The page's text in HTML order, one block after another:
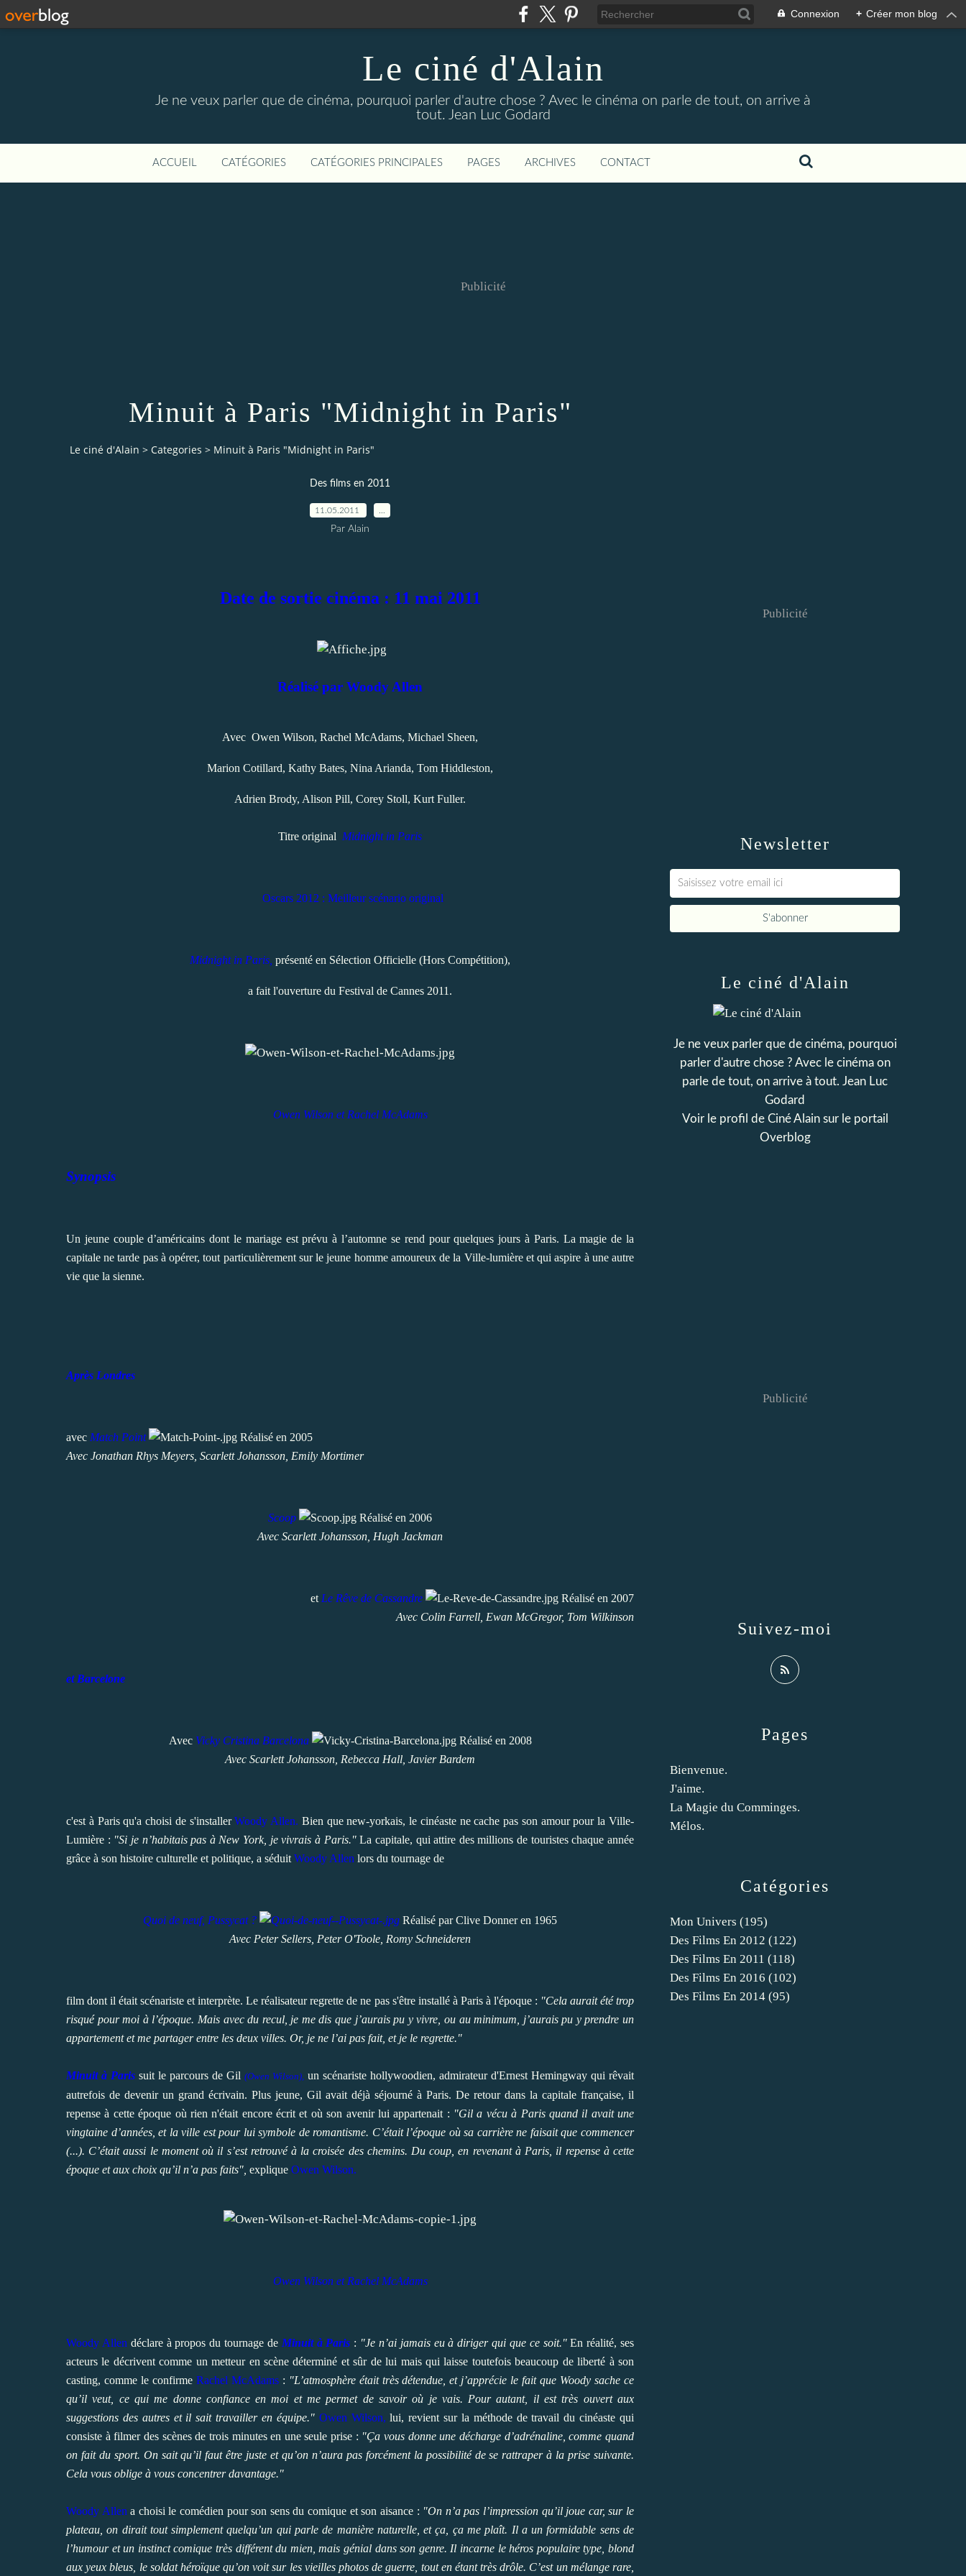
Connexion + Créer mon blog
Le ciné d'Alain
Je ne veux parler que de cinéma, pourquoi parler d'autre chose ? Avec le cinéma on parle de tout, on arrive à
tout. Jean Luc Godard
ACCUEIL CATÉGORIES CATÉGORIES PRINCIPALES PAGES ARCHIVES CONTACT
Publicité
Minuit à Paris "Midnight in Paris"
Le ciné d'Alain > Categories > Minuit à Paris "Midnight in Paris"
Des films en 2011
11.05.2011
Par Alain
Date de sortie cinéma : 11 mai 2011
Réalisé par Woody Allen
Avec Owen Wilson, Rachel McAdams, Michael Sheen,
Marion Cotillard, Kathy Bates, Nina Arianda, Tom Hiddleston,
Adrien Brody, Alison Pill, Corey Stoll, Kurt Fuller.
Titre original Midnight in Paris
Oscars 2012 : Meilleur scénario original
Midnight in Paris, présenté en Sélection Officielle (Hors Compétition),
a fait l'ouverture du Festival de Cannes 2011.
Owen Wilson et Rachel McAdams
Synopsis
Un jeune couple d’américains dont le mariage est prévu à l’automne se rend pour quelques jours à Paris. La magie de la
capitale ne tarde pas à opérer, tout particulièrement sur le jeune homme amoureux de la Ville-lumière et qui aspire à une autre
vie que la sienne.
Après Londres
avec Match Point
Réalisé en 2005
Avec Jonathan Rhys Meyers, Scarlett Johansson, Emily Mortimer
Scoop
Réalisé en 2006
Avec Scarlett Johansson, Hugh Jackman
et Le Rêve de Cassandre
Réalisé en 2007
Avec Colin Farrell, Ewan McGregor, Tom Wilkinson
et Barcelone
Avec Vicky Cristina Barcelona
Réalisé en 2008
Avec Scarlett Johansson, Rebecca Hall, Javier Bardem
c'est à Paris qu'a choisi de s'installerWoody Allen. Bien que new-yorkais, le cinéaste ne cache pas son amour pour la Ville-
Lumière : "Si je n’habitais pas à New York, je vivrais à Paris."La capitale, qui attire des millions de touristes chaque année
grâce à son histoire culturelle et politique, a séduit Woody Allen lors du tournage de
Quoi de neuf, Pussycat ?
Réalisé par Clive Donner en 1965
Avec Peter Sellers, Peter O'Toole, Romy Schneideren
film dont il était scénariste et interprète. Le réalisateur regrette de ne pas s'être installé à Paris à l'époque : "Cela aurait été trop
risqué pour moi à l’époque. Mais avec du recul, je me dis que j’aurais pu y vivre, ou au minimum, j’aurais pu y prendre un
appartement et me partager entre les deux villes. Or, je ne l’ai pas fait, et je le regrette."
Minuit à Paris suit le parcours de Gil (Owen Wilson), un scénariste hollywoodien, admirateur d'Ernest Hemingway qui rêvait
autrefois de devenir un grand écrivain. Plus jeune, Gil avait déjà séjourné à Paris. De retour dans la capitale française, il
repense à cette époque où rien n'était encore écrit et où son avenir lui appartenait : "Gil a vécu à Paris quand il avait une
vingtaine d’années, et la ville est pour lui symbole de romantisme. C’était l’époque où sa carrière ne faisait que commencer
(...). C’était aussi le moment où il s’est retrouvé à la croisée des chemins. Du coup, en revenant à Paris, il repense à cette
époque et aux choix qu’il n’a pas faits", explique Owen Wilson.
Owen Wilson et Rachel McAdams
Woody Allen déclare à propos du tournage de Minuit à Paris : "Je n’ai jamais eu à diriger qui que ce soit."En réalité, ses
acteurs le décrivent comme un metteur en scène déterminé et sûr de lui mais qui laisse toutefois beaucoup de liberté à son
casting, comme le confirme Rachel McAdams: "L’atmosphère était très détendue, et j’apprécie le fait que Woody sache ce
qu’il veut, ce qui me donne confiance en moi et me permet de savoir où je vais. Pour autant, il est très ouvert aux
suggestions des autres et il sait travailler en équipe." Owen Wilson, lui, revient sur la méthode de travail du cinéaste qui
consiste à filmer des scènes de trois minutes en une seule prise : "Ça vous donne une décharge d’adrénaline, comme quand
on fait du sport. On sait qu’il faut être juste et qu’on n’aura pas forcément la possibilité de se rattraper à la prise suivante.
Cela vous oblige à vous concentrer davantage."
Woody Allen a choisi le comédien pour son sens du comique et son aisance : "On n’a pas l’impression qu’il joue car, sur le
plateau, on dirait tout simplement quelqu’un qui parle de manière naturelle, et ça, ça me plaît. Il a un formidable sens de
l’humour et un instinct comique très différent du mien, mais génial dans son genre. Il incarne le héros populaire type, blond
aux yeux bleus, le soldat héroïque qu’on voit sur les vieilles photos de guerre, tout en étant très drôle. C’est un mélange rare,
Newsletter
Publicité
Catégories
Mon Univers (195)
Des Films En 2012 (122)
Des Films En 2011 (118)
Des Films En 2016 (102)
Des Films En 2014 (95)
Pages
Bienvenue.
J'aime.
La Magie du Comminges.
Mélos.
Le ciné d'Alain
Je ne veux parler que de cinéma, pourquoi
parler d'autre chose ? Avec le cinéma on
parle de tout, on arrive à tout. Jean Luc
Godard
Voir le profil de Ciné Alainsur le portail
Overblog
Suivez-moi
Publicité